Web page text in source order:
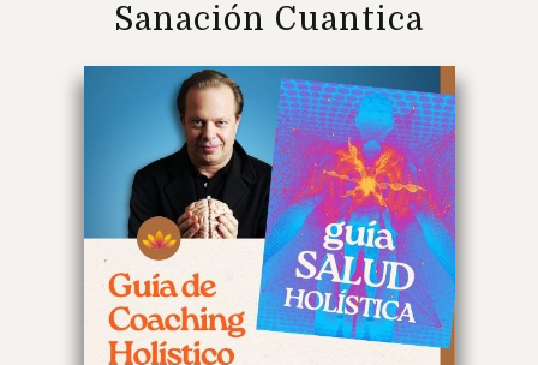
Sanación Cuantica